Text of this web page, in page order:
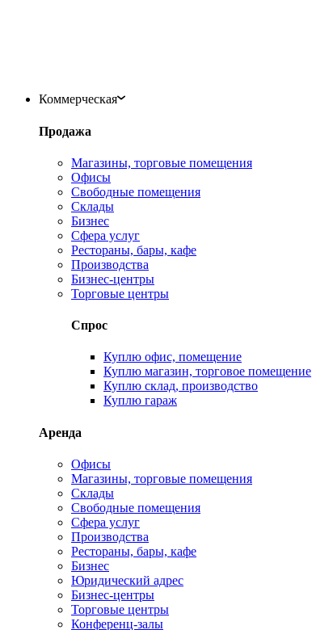
Коммерческая
Продажа
Магазины, торговые помещения
Офисы
Свободные помещения
Склады
Бизнес
Сфера услуг
Рестораны, бары, кафе
Производства
Бизнес-центры
Торговые центры
Спрос
Куплю офис, помещение
Куплю магазин, торговое помещение
Куплю склад, производство
Куплю гараж
Аренда
Офисы
Магазины, торговые помещения
Склады
Свободные помещения
Сфера услуг
Производства
Рестораны, бары, кафе
Бизнес
Юридический адрес
Бизнес-центры
Торговые центры
Конференц-залы